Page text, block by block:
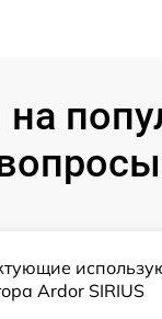
Ardor SIRIUS